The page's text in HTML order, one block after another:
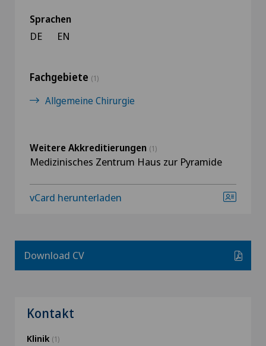
Sprachen
DE EN
Fachgebiete (1)
Allgemeine Chirurgie
Weitere Akkreditierungen (1)
Medizinisches Zentrum Haus zur Pyramide
vCard herunterladen
Download CV
Kontakt
Klinik (1)